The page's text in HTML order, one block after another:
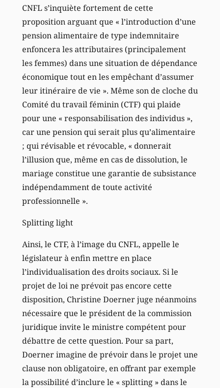
CNFL s’inquiète fortement de cette
proposition arguant que « l’introduction d’une
pension alimentaire de type indemnitaire
enfoncera les attributaires (principalement
les femmes) dans une situation de dépendance
économique tout en les empêchant d’assumer
leur itinéraire de vie ». Même son de cloche du
Comité du travail féminin (CTF) qui plaide
pour une « responsabilisation des individus »,
car une pension qui serait plus qu’alimentaire
; qui révisable et révocable, « donnerait
l’illusion que, même en cas de dissolution, le
mariage constitue une garantie de subsistance
indépendamment de toute activité
professionnelle ».
Splitting light
Ainsi, le CTF, à l’image du CNFL, appelle le
législateur à enfin mettre en place
l’individualisation des droits sociaux. Si le
projet de loi ne prévoit pas encore cette
disposition, Christine Doerner juge néanmoins
nécessaire que le président de la commission
juridique invite le ministre compétent pour
débattre de cette question. Pour sa part,
Doerner imagine de prévoir dans le projet une
clause non obligatoire, en offrant par exemple
la possibilité d’inclure le « splitting » dans le